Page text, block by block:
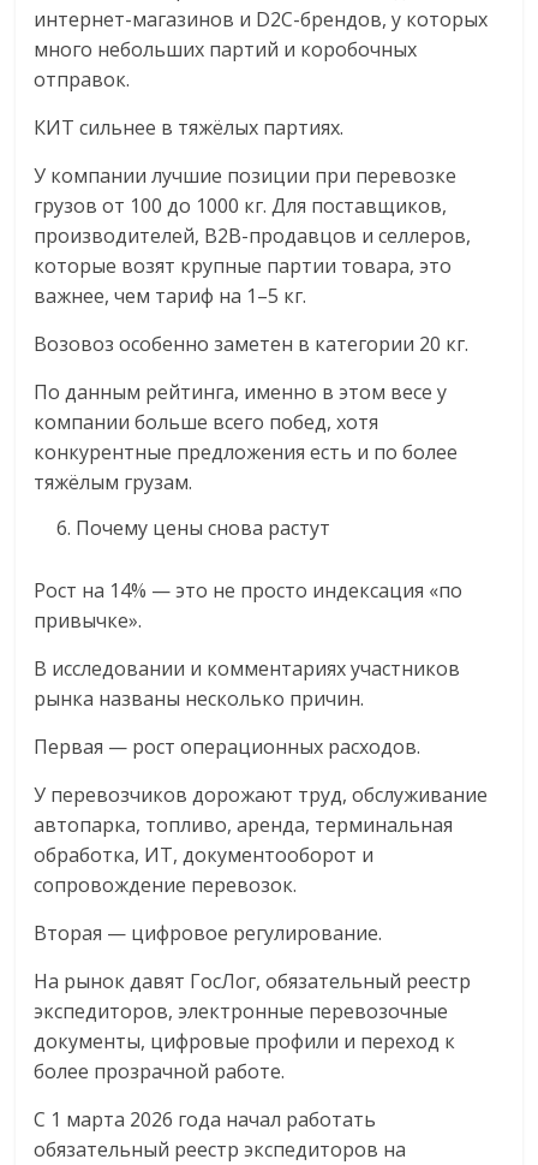
интернет-магазинов и D2C-брендов, у которых
много небольших партий и коробочных
отправок.
КИТ сильнее в тяжёлых партиях.
У компании лучшие позиции при перевозке
грузов от 100 до 1000 кг. Для поставщиков,
производителей, B2B-продавцов и селлеров,
которые возят крупные партии товара, это
важнее, чем тариф на 1–5 кг.
Возовоз особенно заметен в категории 20 кг.
По данным рейтинга, именно в этом весе у
компании больше всего побед, хотя
конкурентные предложения есть и по более
тяжёлым грузам.
Почему цены снова растут
Рост на 14% — это не просто индексация «по
привычке».
В исследовании и комментариях участников
рынка названы несколько причин.
Первая — рост операционных расходов.
У перевозчиков дорожают труд, обслуживание
автопарка, топливо, аренда, терминальная
обработка, ИТ, документооборот и
сопровождение перевозок.
Вторая — цифровое регулирование.
На рынок давят ГосЛог, обязательный реестр
экспедиторов, электронные перевозочные
документы, цифровые профили и переход к
более прозрачной работе.
С 1 марта 2026 года начал работать
обязательный реестр экспедиторов на